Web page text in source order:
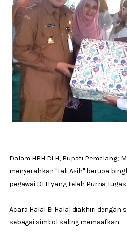
Dalam HBH DLH, Bupati Pemalang;
menyerahkan ''Tali Asih'' berupa
pegawai DLH yang telah Purna Tugas.
Acara Halal Bi Halal diakhiri dengan
sebagai simbol saling memaafkan.